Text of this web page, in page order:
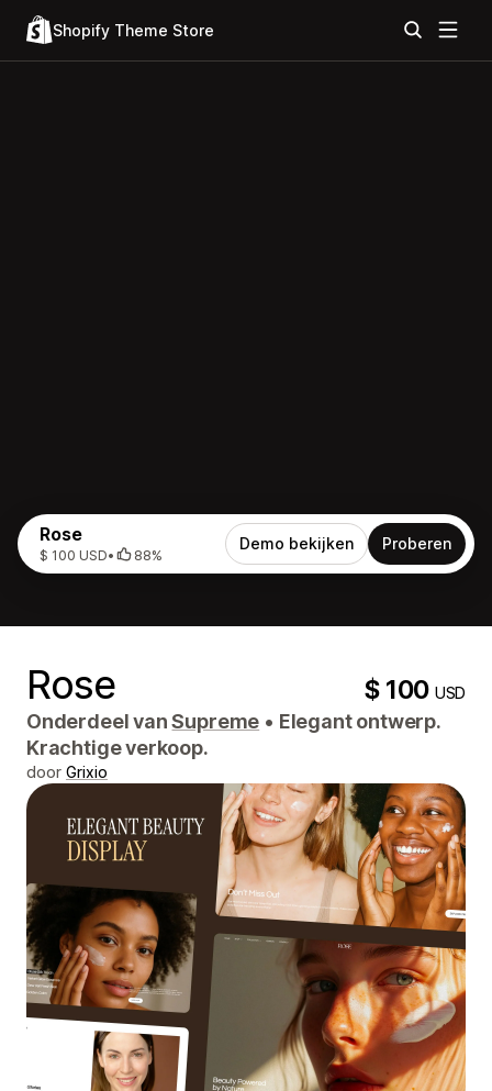
Shopify Theme Store
Rose
$ 100 USD• 88%
Demo bekijken Proberen
Rose $ 100USD
Onderdeel vanSupreme • Elegant ontwerp.
Krachtige verkoop.
door Grixio